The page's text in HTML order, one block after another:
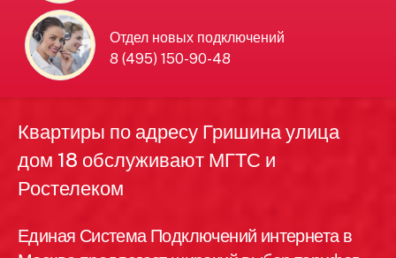
Отдел новых подключений
8 (495) 150-90-48
нового интернета и
телевидения в Москве
Квартиры по адресу Гришина улица
дом 18 обслуживают МГТС и
Ростелеком
Единая Система Подключений интернета в